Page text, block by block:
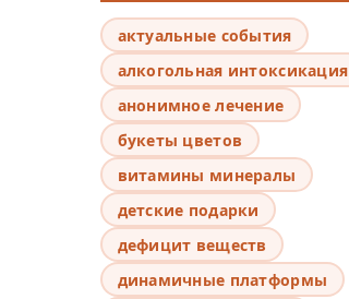
актуальные события
алкогольная интоксикация
анонимное лечение
букеты цветов
витамины минералы
детские подарки
дефицит веществ
динамичные платформы